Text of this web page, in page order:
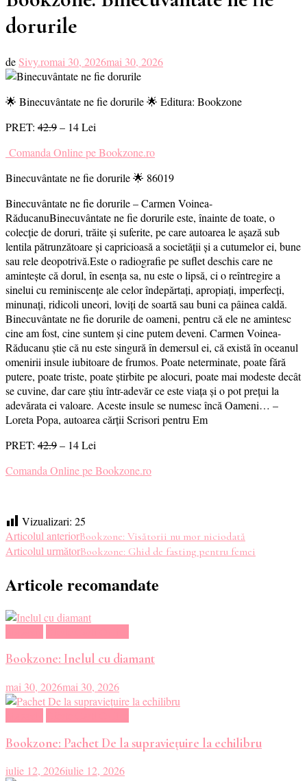
dorurile
de Sivy.romai 30, 2026mai 30, 2026
🌟 Binecuvântate ne fie dorurile 🌟 Editura: Bookzone
PRET: 42.9– 14 Lei
Comanda Online pe Bookzone.ro
Binecuvântate ne fie dorurile 🌟 86019
Binecuvântate ne fie dorurile – Carmen Voinea-
RăducanuBinecuvântate ne fie dorurile este, înainte de toate, o
colecție de doruri, trăite și suferite, pe care autoarea le așază sub
lentila pătrunzătoare și capricioasă a societății și a cutumelor ei, bune
sau rele deopotrivă.Este o radiografie pe suflet deschis care ne
amintește că dorul, în esența sa, nu este o lipsă, ci o reîntregire a
sinelui cu reminiscențe ale celor îndepărtați, apropiați, imperfecți,
minunați, ridicoli uneori, loviți de soartă sau buni ca pâinea caldă.
Binecuvântate ne fie dorurile de oameni, pentru că ele ne amintesc
cine am fost, cine suntem și cine putem deveni. Carmen Voinea-
Răducanu știe că nu este singură în demersul ei, că există în oceanul
omenirii insule iubitoare de frumos. Poate neterminate, poate fără
putere, poate triste, poate știrbite pe alocuri, poate mai modeste decât
se cuvine, dar care știu într-adevăr ce este viața și o pot prețui la
adevărata ei valoare. Aceste insule se numesc încă Oameni… –
Loreta Popa, autoarea cărții Scrisori pentru Em
PRET: 42.9– 14 Lei
Comanda Online pe Bookzone.ro
Vizualizari: 25
Navigare
în
articole
Articolul anteriorBookzone: Visătorii nu mor niciodată
Articolul următorBookzone: Ghid de fasting pentru femei
Articole recomandate
Bookzone: Inelul cu diamant
mai 30, 2026mai 30, 2026
Bookzone: Pachet De la supraviețuire la echilibru
iulie 12, 2026iulie 12, 2026